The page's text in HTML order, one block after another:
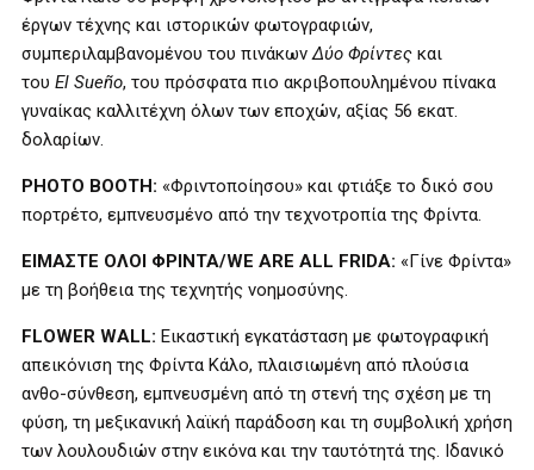
έργων τέχνης και ιστορικών φωτογραφιών,
συμπεριλαμβανομένου του πινάκωνΔύο Φρίντες και
του El Sueño, του πρόσφατα πιο ακριβοπουλημένου πίνακα
γυναίκας καλλιτέχνη όλων των εποχών, αξίας 56 εκατ.
δολαρίων.
PHOTO BOOTH: «Φριντοποίησου» και φτιάξε το δικό σου
πορτρέτο, εμπνευσμένο από την τεχνοτροπία της Φρίντα.
ΕΙΜΑΣΤΕ ΟΛΟΙ ΦΡΙΝΤΑ/WE ARE ALL FRIDA: «Γίνε Φρίντα»
με τη βοήθεια της τεχνητής νοημοσύνης.
FLOWER WALL: Εικαστική εγκατάσταση με φωτογραφική
απεικόνιση της Φρίντα Κάλο, πλαισιωμένη από πλούσια
ανθο-σύνθεση, εμπνευσμένη από τη στενή της σχέση με τη
φύση, τη μεξικανική λαϊκή παράδοση και τη συμβολική χρήση
των λουλουδιών στην εικόνα και την ταυτότητά της. Ιδανικό